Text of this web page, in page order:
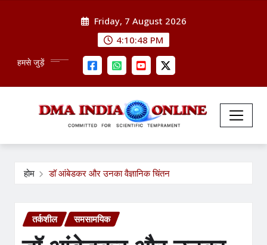
Friday, 7 August 2026
4:10:49 PM
हमसे जुड़ें
होम डॉ आंबेडकर और उनका वैज्ञानिक चिंतन
तर्कशील समसामयिक